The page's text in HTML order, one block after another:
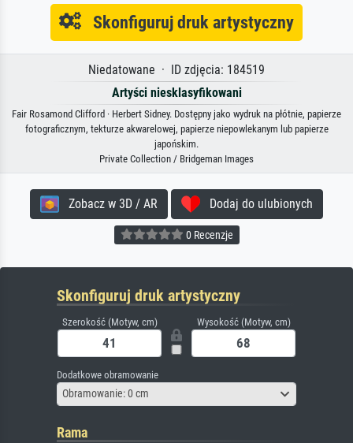
Skonfiguruj druk artystyczny
Niedatowane · ID zdjęcia: 184519
Artyści niesklasyfikowani
Fair Rosamond Clifford · Herbert Sidney. Dostępny jako wydruk na płótnie, papierze
fotograficznym, tekturze akwarelowej, papierze niepowlekanym lub papierze
japońskim.
Private Collection / Bridgeman Images
Zobacz w 3D / AR Dodaj do ulubionych
0 Recenzje
Skonfiguruj druk artystyczny
Szerokość (Motyw, cm) Wysokość (Motyw, cm)
Dodatkowe obramowanie
Obramowanie: 0 cm
Rama